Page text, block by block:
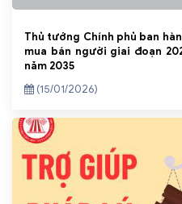
Thủ tướng Chính phủ ban
mua bán người giai đoạn
năm 2035
(15/01/2026)